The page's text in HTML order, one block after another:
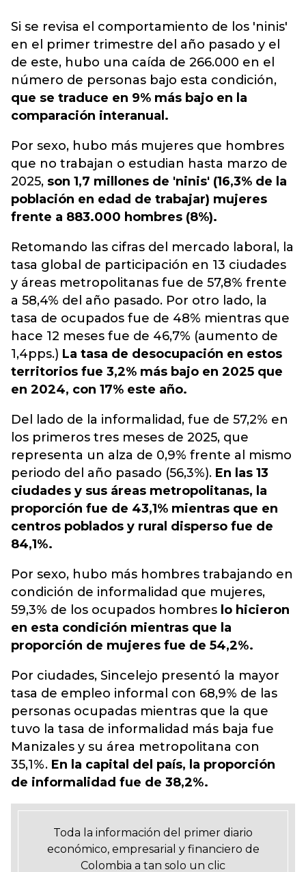
Si se revisa el comportamiento de los 'ninis'
en el primer trimestre del año pasado y el
de este, hubo una caída de 266.000 en el
número de personas bajo esta condición,
que se traduce en 9% más bajo en la
comparación interanual.
Por sexo, hubo más mujeres que hombres
que no trabajan o estudian hasta marzo de
2025, son 1,7 millones de 'ninis' (16,3% de la
población en edad de trabajar) mujeres
frente a 883.000 hombres (8%).
Retomando las cifras del mercado laboral, la
tasa global de participación en 13 ciudades
y áreas metropolitanas fue de 57,8% frente
a 58,4% del año pasado. Por otro lado, la
tasa de ocupados fue de 48% mientras que
hace 12 meses fue de 46,7% (aumento de
1,4pps.) La tasa de desocupación en estos
territorios fue 3,2% más bajo en 2025 que
en 2024, con 17% este año.
Del lado de la informalidad, fue de 57,2% en
los primeros tres meses de 2025, que
representa un alza de 0,9% frente al mismo
periodo del año pasado (56,3%). En las 13
ciudades y sus áreas metropolitanas, la
proporción fue de 43,1% mientras que en
centros poblados y rural disperso fue de
84,1%.
Por sexo, hubo más hombres trabajando en
condición de informalidad que mujeres,
59,3% de los ocupados hombres lo hicieron
en esta condición mientras que la
proporción de mujeres fue de 54,2%.
Por ciudades, Sincelejo presentó la mayor
tasa de empleo informal con 68,9% de las
personas ocupadas mientras que la que
tuvo la tasa de informalidad más baja fue
Manizales y su área metropolitana con
35,1%. En la capital del país, la proporción
de informalidad fue de 38,2%.
Toda la información del primer diario
económico, empresarial y financiero de
Colombia a tan solo un clic